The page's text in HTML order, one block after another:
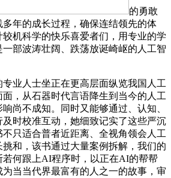
的勇敢
年的成长过程，确保连结领先的体
机科学的快乐喜爱者们，用专业的学
部波涛壮阔、跌荡放诞崎岖的人工智
人士坐正在更高层面纵览我国人工
，从石器时代言语降生到当今的人工
尚不成知。同时又能够通过、认知、
时校准互动，她细致记实了这些严沉
只适合普者近距离、全视角领会人工
和，该书通过大量案例拆解，我们的
若何跟上AI程序时，以正在AI的帮帮
当当代界最富有的人之一的故事，审